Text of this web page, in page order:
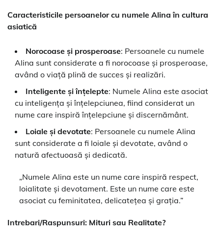
Caracteristicile persoanelor cu numele Alina în cultura
asiatică
Norocoase și prosperoase: Persoanele cu numele
Alina sunt considerate a fi norocoase și prosperoase,
având o viață plină de succes și realizări.
Inteligente și înțelepte: Numele Alina este asociat
cu inteligența și înțelepciunea, fiind considerat un
nume care inspiră înțelepciune și discernământ.
Loiale și devotate: Persoanele cu numele Alina
sunt considerate a fi loiale și devotate, având o
natură afectuoasă și dedicată.
„Numele Alina este un nume care inspiră respect,
loialitate și devotament. Este un nume care este
asociat cu feminitatea, delicatețea și grația.”
Intrebari/Raspunsuri: Mituri sau Realitate?